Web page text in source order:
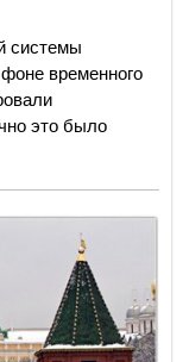
системы
временного
это было